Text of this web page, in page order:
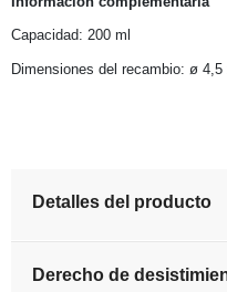
Capacidad: 200 ml
Dimensiones del recambio: ø 4,5
Detalles del producto
Derecho de